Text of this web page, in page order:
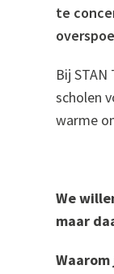
te
Bij
scholen
warme
We
maar